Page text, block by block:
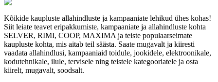
Kõikide kaupluste allahindluste ja kampaaniate lehikud ühes kohas!
Siit leiate teavet eripakkumiste, kampaaniate ja allahindluste kohta
SELVER, RIMI, COOP, MAXIMA ja teiste populaarseimate
kaupluste kohta, mis aitab teil säästa. Saate mugavalt ja kiiresti
vaadata allahindlusi, kampaaniaid toidule, jookidele, elektroonikale,
kodutehnikale, ilule, tervisele ning teistele kategooriatele ja osta
kiirelt, mugavalt, soodsalt.